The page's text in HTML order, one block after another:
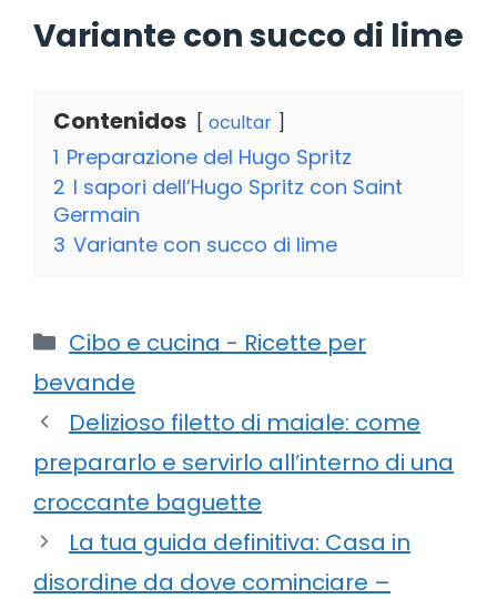
Variante con succo di lime
Contenidos ocultar
1 Preparazione del Hugo Spritz
2 I sapori dell’Hugo Spritz con Saint
Germain
3 Variante con succo di lime
Categorie
Cibo e cucina - Ricette per
bevande
Delizioso filetto di maiale: come
prepararlo e servirlo all’interno di una
croccante baguette
La tua guida definitiva: Casa in
disordine da dove cominciare –